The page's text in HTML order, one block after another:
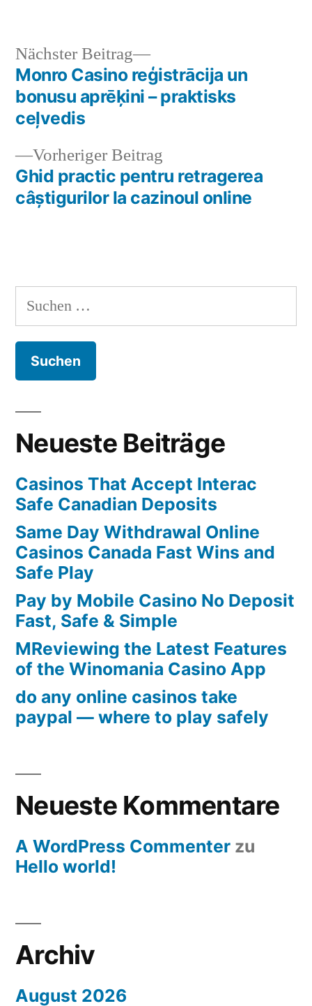
Beitragsnavigation
Vorheriger Beitrag
Beitrag:
Ghid practic pentru retragerea
câștigurilor la cazinoul online
Nächster Beitrag
Nächster
Beitrag:
Monro Casino reģistrācija un
bonusu aprēķini – praktisks
ceļvedis
Suchen
nach:
Neueste Beiträge
Casinos That Accept Interac
Safe Canadian Deposits
Same Day Withdrawal Online
Casinos Canada Fast Wins and
Safe Play
Pay by Mobile Casino No Deposit
Fast, Safe & Simple
MReviewing the Latest Features
of the Winomania Casino App
do any online casinos take
paypal — where to play safely
Neueste Kommentare
A WordPress Commenter zu
Hello world!
Archiv
August 2026